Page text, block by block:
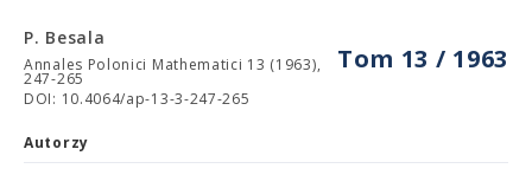
Tom 13 / 1963
P. Besala
Annales Polonici Mathematici 13 (1963),
247-265
DOI: 10.4064/ap-13-3-247-265
Autorzy